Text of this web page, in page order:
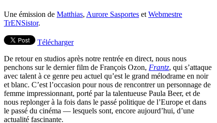
Une émission de Matthias, Aurore Sasportes et Webmestre
TrENSistor.
Télécharger
De retour en studios après notre rentrée en direct, nous nous
penchons sur le dernier film de François Ozon, Frantz, qui s’attaque
avec talent à ce genre peu actuel qu’est le grand mélodrame en noir
et blanc. C’est l’occasion pour nous de rencontrer un personnage de
femme impressionnant, porté par la talentueuse Paula Beer, et de
nous replonger à la fois dans le passé politique de l’Europe et dans
le passé du cinéma — lesquels sont, encore aujourd’hui, d’une
actualité fascinante.